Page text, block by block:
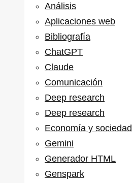
Análisis
Aplicaciones web
Bibliografía
ChatGPT
Claude
Comunicación
Deep research
Deep research
Economía y sociedad
Gemini
Generador HTML
Genspark